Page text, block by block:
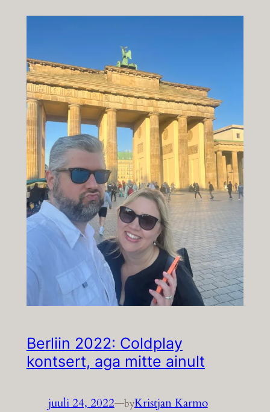
Berliin 2022: Coldplay
kontsert, aga mitte ainult
juuli 24, 2022—byKristjan Karmo